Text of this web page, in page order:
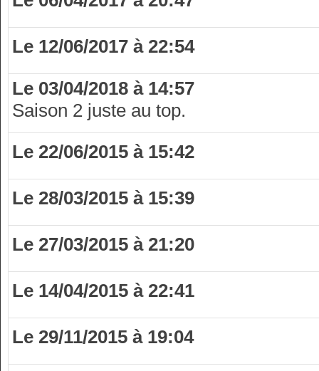
Le 12/06/2017 à 22:54
Le 03/04/2018 à 14:57
Saison 2 juste au top.
Le 22/06/2015 à 15:42
Le 28/03/2015 à 15:39
Le 27/03/2015 à 21:20
Le 14/04/2015 à 22:41
Le 29/11/2015 à 19:04